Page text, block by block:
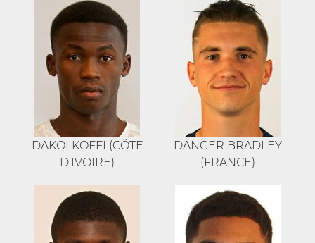
DAKOI KOFFI (CÔTE
D'IVOIRE)
DANGER BRADLEY
(FRANCE)